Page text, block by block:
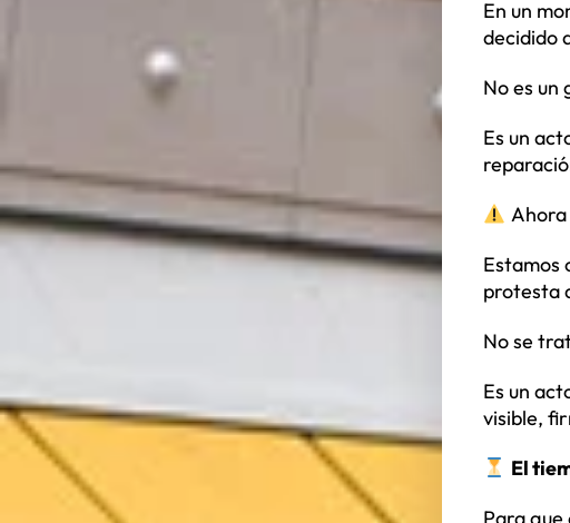
En un
decidido
No es un
Es un
Ahora
Estamos
protesta
No se
Es un
visible,
El